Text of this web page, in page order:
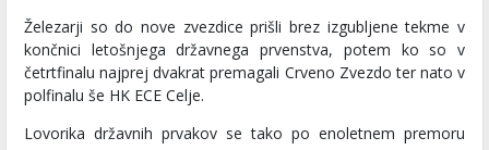
Železarji so do nove zvezdice prišli brez izgubljene tekme v
končnici letošnjega državnega prvenstva, potem ko so v
četrtfinalu najprej dvakrat premagali Crveno Zvezdo ter nato v
polfinalu še HK ECE Celje.
Lovorika državnih prvakov se tako po enoletnem premoru